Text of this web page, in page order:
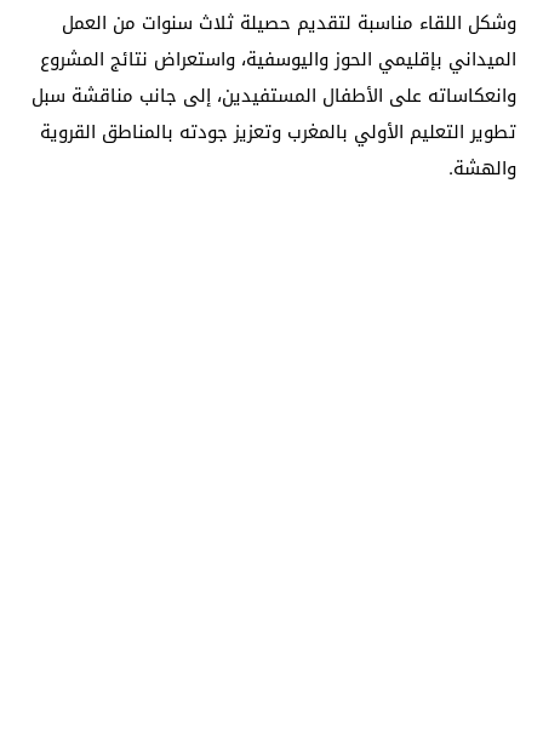
وشكل اللقاء مناسبة لتقديم حصيلة ثلاث سنوات من العمل
الميداني بإقليمي الحوز واليوسفية، واستعراض نتائج المشروع
وانعكاساته على الأطفال المستفيدين، إلى جانب مناقشة سبل
تطوير التعليم الأولي بالمغرب وتعزيز جودته بالمناطق القروية
والهشة.